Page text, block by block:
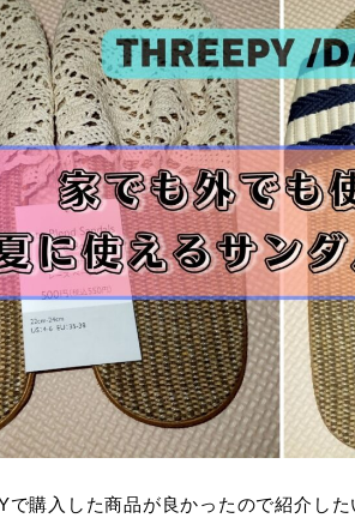
で購入した商品が良かったので紹介した